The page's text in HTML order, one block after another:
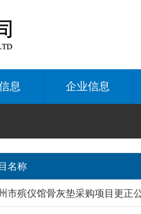
息 企业信息
名称
市殡仪馆骨灰垫采购项目更正